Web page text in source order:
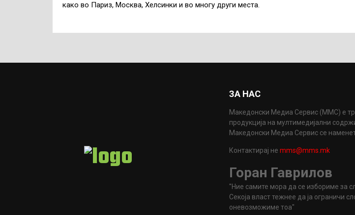
како во Париз, Москва, Хелсинки и во многу други места.
ЗА НАС
Македонски Медиа Сервис (ММС) е
продукција на мултимедијални
Македонски Медиа Сервис се
Контактирај неmms@mms.mk
Горан Гаврилов
"Ние самите мора да се избориме за
Секоја власт тежнее да ја ограничи
оневозможиме тоа"